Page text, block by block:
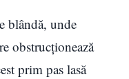
blândă, unde
obstrucționează
prim pas lasă